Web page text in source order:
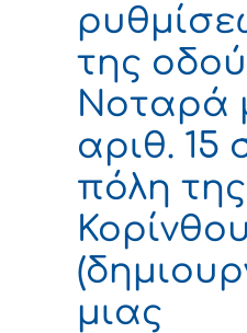
της οδού
Νοταρά
αριθ. 15
πόλη της
Κορίνθου
μιας